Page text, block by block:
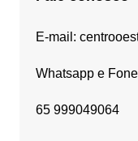
E-mail:
Whatsapp e
65 999049064